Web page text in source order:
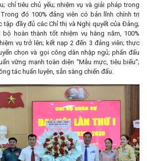
chỉ tiêu chủ yếu; nhiệm vụ và giải pháp trong
đó 100% đảng viên có bản lĩnh chính trị
tập đầy đủ các Chỉ thị và Nghị quyết của Đảng;
hoàn thành tốt nhiệm vụ hằng năm, 100%
vụ trở lên; kết nạp 2 đến 3 đảng viên; thực
chọn và gọi công dân nhập ngủ; phấn đấu
vững mạnh toàn diện “Mẫu mực, tiêu biểu”;
tác huấn luyện, sẵn sàng chiến đấu.